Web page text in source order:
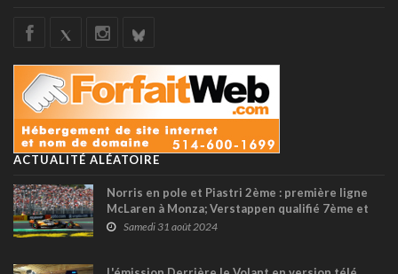
ACTUALITÉ ALÉATOIRE
Norris en pole et Piastri 2ème : première ligne
McLaren à Monza; Verstappen qualifié 7ème et
Stroll 17ème
Samedi 31 août 2024